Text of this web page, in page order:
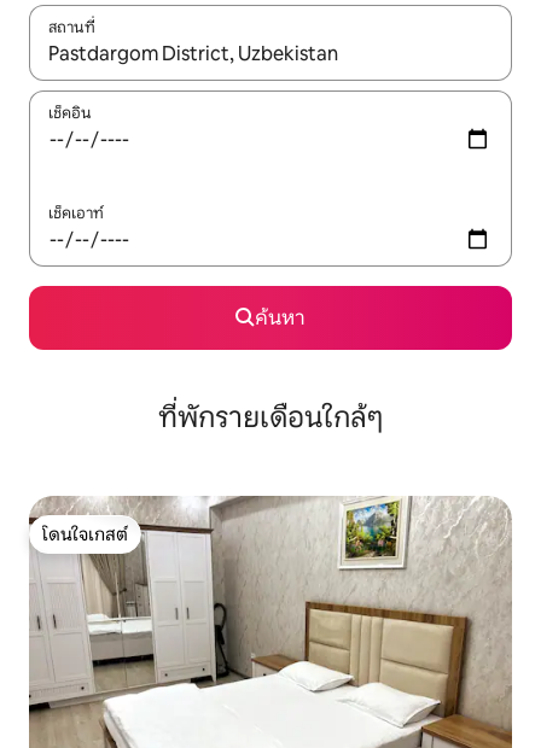
สถานที่
ใช้ลูกศรขึ้นลง หรือใช้การสัมผัสหรือปัด เพื่อสำรวจผลการค้นหา
เช็คอิน
เช็คเอาท์
ค้นหา
ที่พักรายเดือนใกล้ๆ
โดนใจเกสต์
โดนใจเกสต์